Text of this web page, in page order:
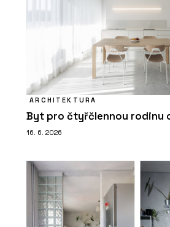
ARCHITEKTURA
Byt pro čtyřčlennou rodinu
16. 6. 2026